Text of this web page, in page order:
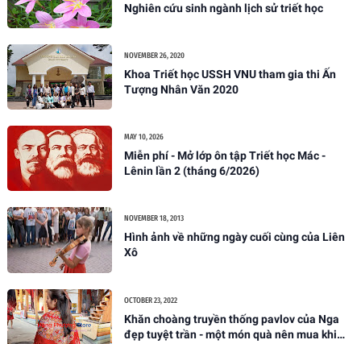
Nghiên cứu sinh ngành lịch sử triết học
NOVEMBER 26, 2020
Khoa Triết học USSH VNU tham gia thi Ấn
Tượng Nhân Văn 2020
MAY 10, 2026
Miễn phí - Mở lớp ôn tập Triết học Mác -
Lênin lần 2 (tháng 6/2026)
NOVEMBER 18, 2013
Hình ảnh về những ngày cuối cùng của Liên
Xô
OCTOBER 23, 2022
Khăn choàng truyền thống pavlov của Nga
đẹp tuyệt trần - một món quà nên mua khi